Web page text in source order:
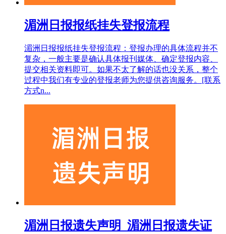
湄洲日报报纸挂失登报流程
湄洲日报报纸挂失登报流程：登报办理的具体流程并不
复杂，一般主要是确认具体报刊媒体、确定登报内容、
提交相关资料即可。如果不太了解的话也没关系，整个
过程中我们有专业的登报老师为您提供咨询服务。[联系
方式n...
湄洲日报遗失声明_湄洲日报遗失证